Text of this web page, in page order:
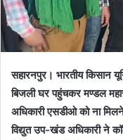
सहारनपुर। भारतीय किसान
बिजली घर पहुंचकर मण्डल
अधिकारी एसडीओ को ना
विद्युत उप-खंड अधिकारी ने